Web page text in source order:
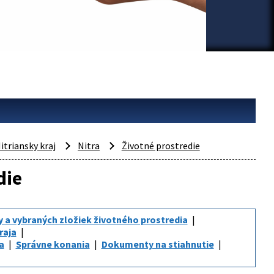
kraj Nitra Životné prostredie
a vybraných zložiek životného prostredia
Správne konania
Dokumenty na stiahnutie